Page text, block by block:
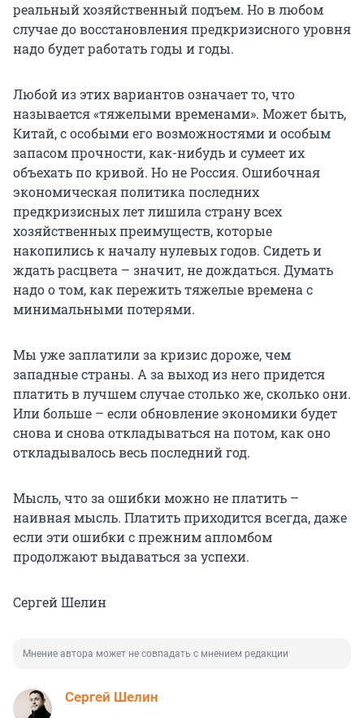
реальный хозяйственный подъем. Но в любом
случае до восстановления предкризисного уровня
надо будет работать годы и годы.
Любой из этих вариантов означает то, что
называется «тяжелыми временами». Может быть,
Китай, с особыми его возможностями и особым
запасом прочности, как-нибудь и сумеет их
объехать по кривой. Но не Россия. Ошибочная
экономическая политика последних
предкризисных лет лишила страну всех
хозяйственных преимуществ, которые
накопились к началу нулевых годов. Сидеть и
ждать расцвета – значит, не дождаться. Думать
надо о том, как пережить тяжелые времена с
минимальными потерями.
Мы уже заплатили за кризис дороже, чем
западные страны. А за выход из него придется
платить в лучшем случае столько же, сколько они.
Или больше – если обновление экономики будет
снова и снова откладываться на потом, как оно
откладывалось весь последний год.
Мысль, что за ошибки можно не платить –
наивная мысль. Платить приходится всегда, даже
если эти ошибки с прежним апломбом
продолжают выдаваться за успехи.
Сергей Шелин
Мнение автора может не совпадать с мнением редакции
Сергей Шелин